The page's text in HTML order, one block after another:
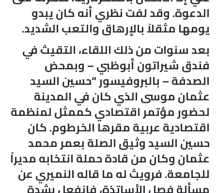
الدعوة. وقد لفت نظري أنه كان يبدو
يومها مثقلاً بالإرهاق والتعب الشديد.
بعد سنوات من ذلك اللقاء، التقيتُ في
فندق شيراتون أبوظبي – وبمحض
الصدفة – بالبروفيسور “حسين السيد
عثمان موسى الذي كان في المدينة
لحضور مؤتمر اقتصادي كممثل لمنظمة
اقتصادية عربية مقرها الخرطوم. كان
حسين السيد وثيق الصلة بعمر محمد
عثمان وكان من قادة حملة انتخابه مديراً
للجامعة. فرويتُ له ما قاله النميري عن